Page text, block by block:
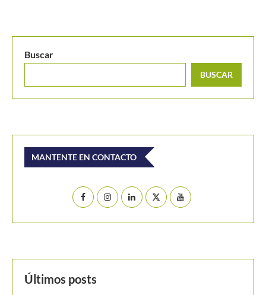
Santiago de Cali recibe de carambola un torneo del